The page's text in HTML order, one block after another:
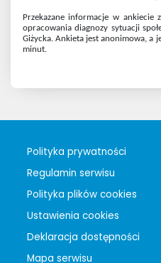
Przekazane informacje w ankiecie
opracowania diagnozy sytuacji
Giżycka. Ankieta jest anonimowa, a
minut.
Polityka prywatności
Regulamin serwisu
Polityka plików cookies
Ustawienia cookies
Deklaracja dostępności
Mapa serwisu